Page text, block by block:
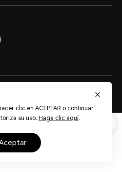
clic en ACEPTAR o continuar
su uso. Haga clic aquí.
aceptar